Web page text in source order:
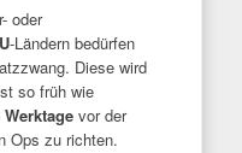
oder
-Ländern bedürfen
Diese wird
so früh wie
Werktagevor der
Ops zu richten.